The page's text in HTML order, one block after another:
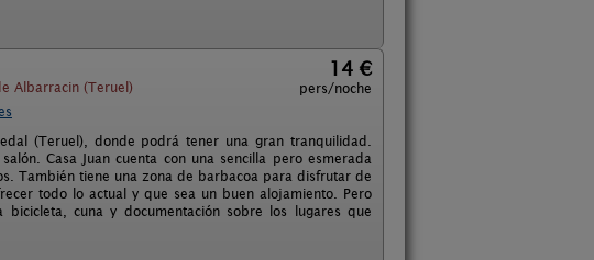
Albarracin (Teruel)
14 €
pers/noche
(Teruel), donde podrá tener una gran tranquilidad.
Casa Juan cuenta con una sencilla pero esmerada
También tiene una zona de barbacoa para disfrutar de
todo lo actual y que sea un buen alojamiento. Pero
cuna y documentación sobre los lugares que